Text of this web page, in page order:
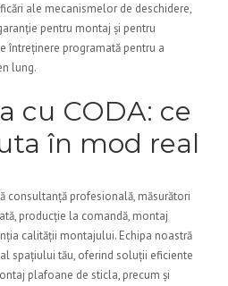
ale mecanismelor de deschidere,
pentru montaj și pentru
întreținere programată pentru a
lung.
cu CODA: ce
în mod real
consultanță profesională, măsurători
producție la comandă, montaj
calității montajului. Echipa noastră
spațiului tău, oferind soluții eficiente
plafoane de sticla, precum și